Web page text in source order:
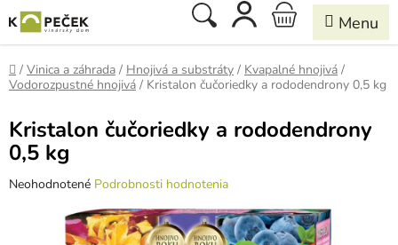
na
obsah
Hľadať
NÁKUPNÝ
KOŠÍK
Domov
/ Vinica a záhrada / Hnojivá a substráty / Kvapalné hnojivá /
Vodorozpustné hnojivá / Kristalon čučoriedky a rododendrony 0,5 kg
Kristalon čučoriedky a rododendrony
0,5 kg
Priemerné
Neohodnotené Podrobnosti hodnotenia